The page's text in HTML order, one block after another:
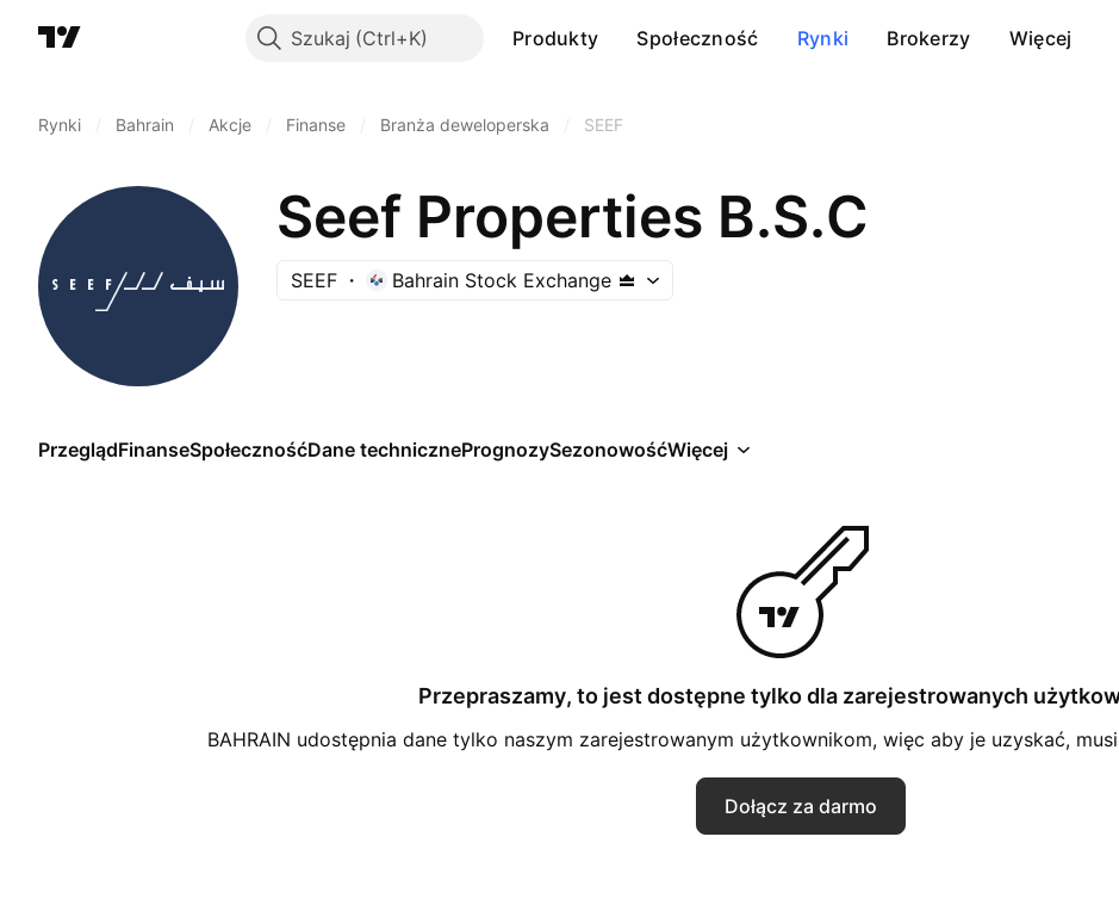
Szukaj Produkty Społeczność Rynki Brokerzy Więcej
Rynki Bahrain Akcje Finanse Branża deweloperska SEEF
Seef Properties B.S.C
SEEF Bahrain Stock Exchange
PrzeglądFinanseSpołecznośćDane technicznePrognozySezonowośćWięcej
Przepraszamy, to jest dostępne tylko dla zarejestrowanych
BAHRAIN udostępnia dane tylko naszym zarejestrowanym użytkownikom, więc aby je uzyskać,
Dołącz za darmo